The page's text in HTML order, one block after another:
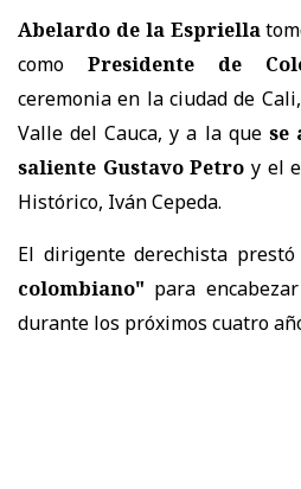
Abelardo de la Espriella
como Presidente de
ceremonia en la ciudad de
Valle del Cauca, y a la que se
saliente Gustavo Petro y el
Histórico, Iván Cepeda.
El dirigente derechista
colombiano" para
durante los próximos cuatro